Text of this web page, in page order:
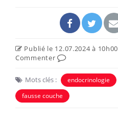
Publié le 12.07.2024 à 10h00
Commenter
Mots clés : endocrinologie
fausse couche